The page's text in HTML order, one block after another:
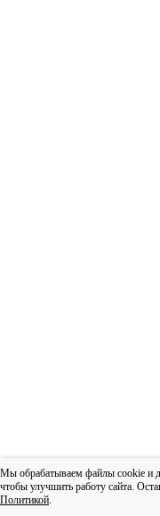
Мы обрабатываем файлы cookie и
чтобы улучшить работу сайта.
Политикой.